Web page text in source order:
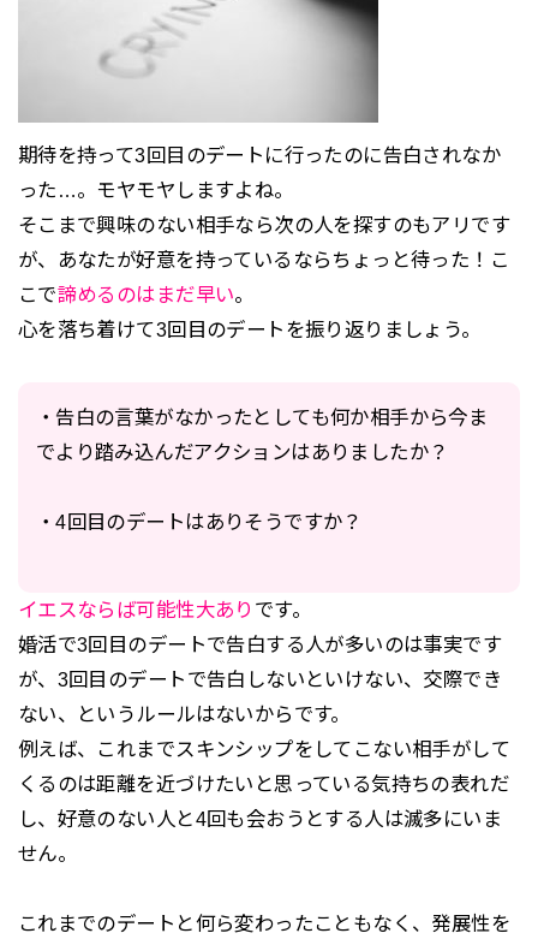
期待を持って3回目のデートに行ったのに告白されなか
った…。モヤモヤしますよね。
そこまで興味のない相手なら次の人を探すのもアリです
が、あなたが好意を持っているならちょっと待った！こ
こで諦めるのはまだ早い。
心を落ち着けて3回目のデートを振り返りましょう。
・告白の言葉がなかったとしても何か相手から今ま
でより踏み込んだアクションはありましたか？
・4回目のデートはありそうですか？
イエスならば可能性大あり です。
婚活で3回目のデートで告白する人が多いのは事実です
が、3回目のデートで告白しないといけない、交際でき
ない、というルールはないからです。
例えば、これまでスキンシップをしてこない相手がして
くるのは距離を近づけたいと思っている気持ちの表れだ
し、好意のない人と4回も会おうとする人は滅多にいま
せん。
これまでのデートと何ら変わったこともなく、発展性を